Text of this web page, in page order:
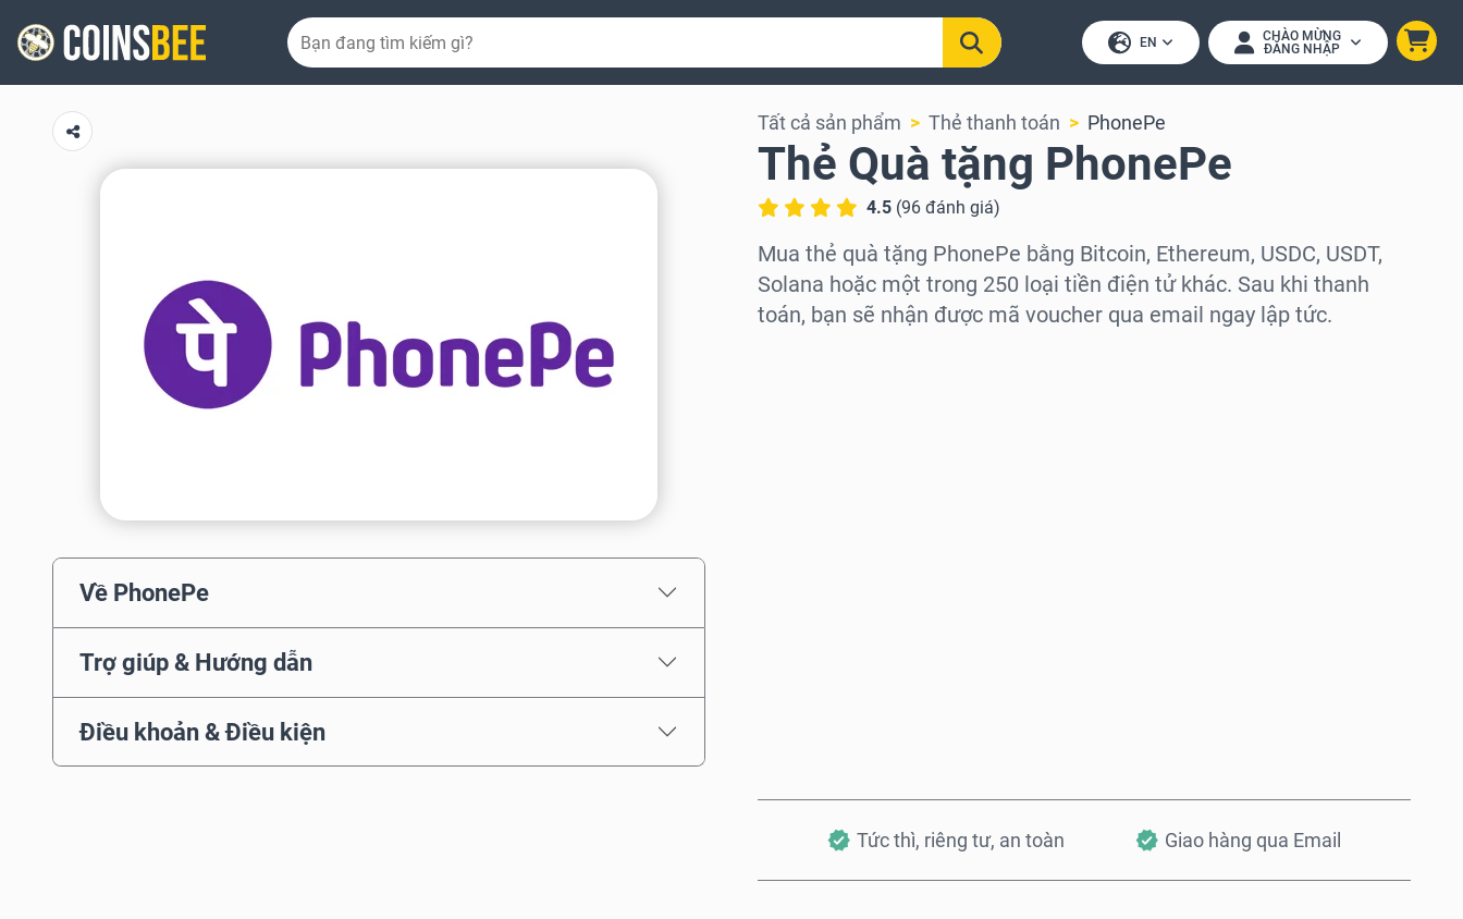
EN
CHÀO MỪNG
ĐĂNG NHẬP
Về PhonePe
Trợ giúp & Hướng dẫn
Điều khoản & Điều kiện
Tất cả sản phẩm Thẻ thanh toán PhonePe
Thẻ Quà tặng PhonePe
4.5 (96 đánh giá)
Mua thẻ quà tặng PhonePe bằng Bitcoin, Ethereum, USDC, USDT,
Solana hoặc một trong 250 loại tiền điện tử khác. Sau khi thanh
toán, bạn sẽ nhận được mã voucher qua email ngay lập tức.
Tức thì, riêng tư, an toàn Giao hàng qua Email